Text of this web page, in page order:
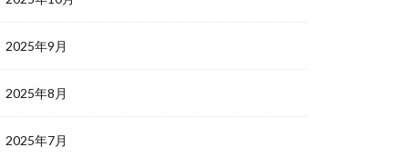
2025年9月
2025年8月
2025年7月